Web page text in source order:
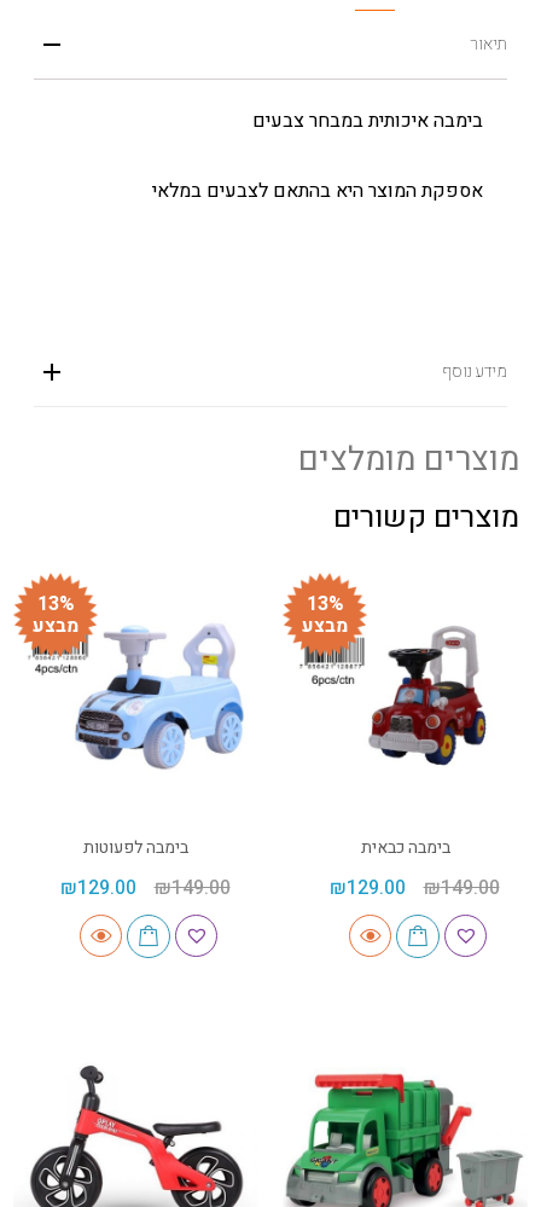
תיאור
בימבה איכותית במבחר צבעים
אספקת המוצר היא בהתאם לצבעים במלאי
מידע נוסף
מוצרים מומלצים
מוצרים קשורים
13%
מבצע
בימבה כבאית
₪149.00
₪129.00
13%
מבצע
בימבה לפעוטות
₪149.00
₪129.00